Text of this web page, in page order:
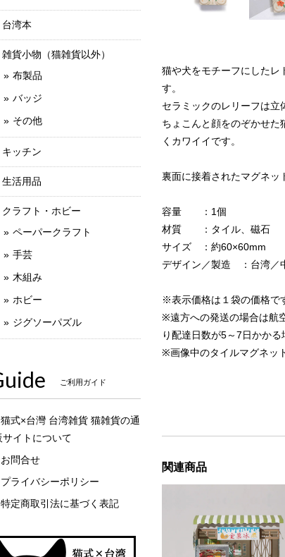
猫や犬をモチーフにしたレ
す。
セラミックのレリーフは立
ちょこんと顔をのぞかせ
くカワイイです。
裏面に接着されたマグネッ
容量 ：1個
材質 ：タイル、磁石
サイズ ：約60×60mm
デザイン／製造 ：台湾／
※表示価格は１袋の価格で
※遠方への発送の場合は航
り配達日数が5～7日かかる
※画像中のタイルマグネッ
関連商品
台湾本
雑貨小物（猫雑貨以外）
布製品
バッジ
その他
キッチン
生活用品
クラフト・ホビー
ペーパークラフト
手芸
木組み
ホビー
ジグソーパズル
ご利用ガイド
猫式×台灣 台湾雑貨 猫雑貨の通
サイトについて
お問合せ
プライバシーポリシー
特定商取引法に基づく表記